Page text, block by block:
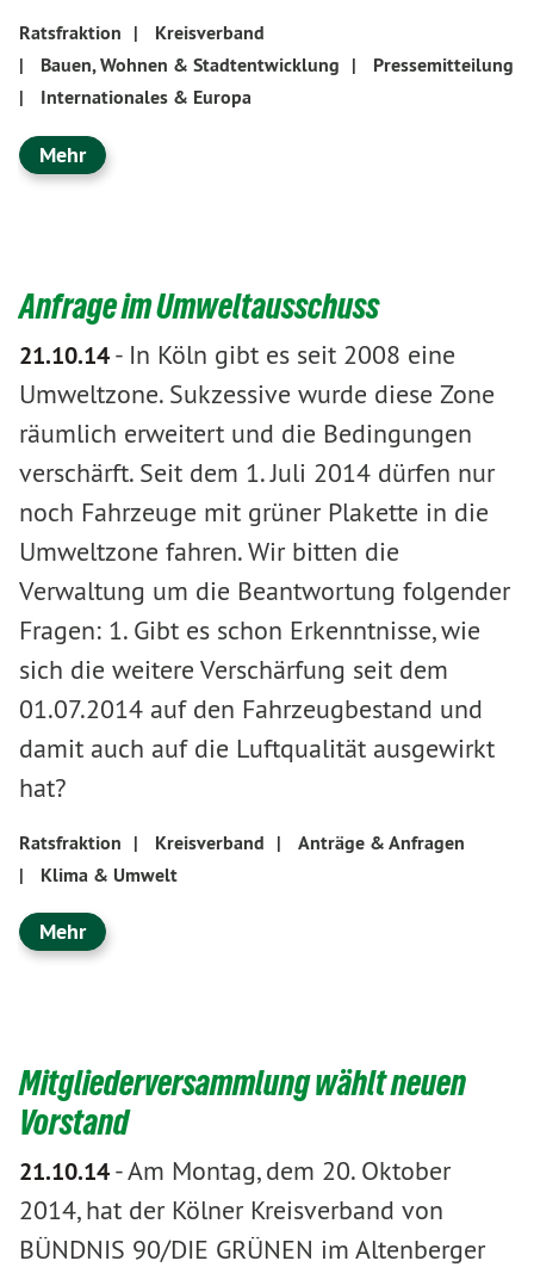
Ratsfraktion |
Kreisverband
|
Bauen, Wohnen & Stadtentwicklung |
Pressemitteilung
|
Internationales & Europa
Mehr
Anfrage im Umweltausschuss
21.10.14- In Köln gibt es seit 2008 eine
Umweltzone. Sukzessive wurde diese Zone
räumlich erweitert und die Bedingungen
verschärft. Seit dem 1. Juli 2014 dürfen nur
noch Fahrzeuge mit grüner Plakette in die
Umweltzone fahren. Wir bitten die
Verwaltung um die Beantwortung folgender
Fragen: 1. Gibt es schon Erkenntnisse, wie
sich die weitere Verschärfung seit dem
01.07.2014 auf den Fahrzeugbestand und
damit auch auf die Luftqualität ausgewirkt
hat?
Ratsfraktion | Kreisverband |
Anträge & Anfragen
|
Klima & Umwelt
Mehr
Mitgliederversammlung wählt neuen
Vorstand
21.10.14-Am Montag, dem 20. Oktober
2014, hat der Kölner Kreisverband von
BÜNDNIS 90/DIE GRÜNEN im Altenberger